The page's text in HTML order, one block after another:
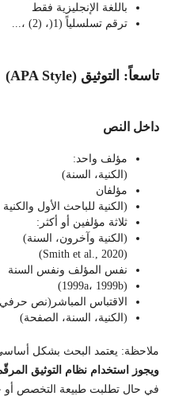
باللغة الإنجليزية فقط
ترقم تسلسلياً (1(، (2) ،...
تاسعاً: التوثيق (APA Style)
داخل النص
مؤلف واحد:
(الكنية، السنة)
مؤلفان
(الكنية للباحث الأول
ثلاثة مؤلفين أو أكثر:
(الكنية وآخرون، السنة)
(Smith et al., 2020)
نفس المؤلف ونفس السنة
(1999a، 1999b)
الاقتباس المباشر(نص
(الكنية، السنة، الصفحة)
ملاحظة: يعتمد البحث بشكل
ويجوز استخدام نظام التوثيق
في حال تطلبت طبيعة التخصص أو